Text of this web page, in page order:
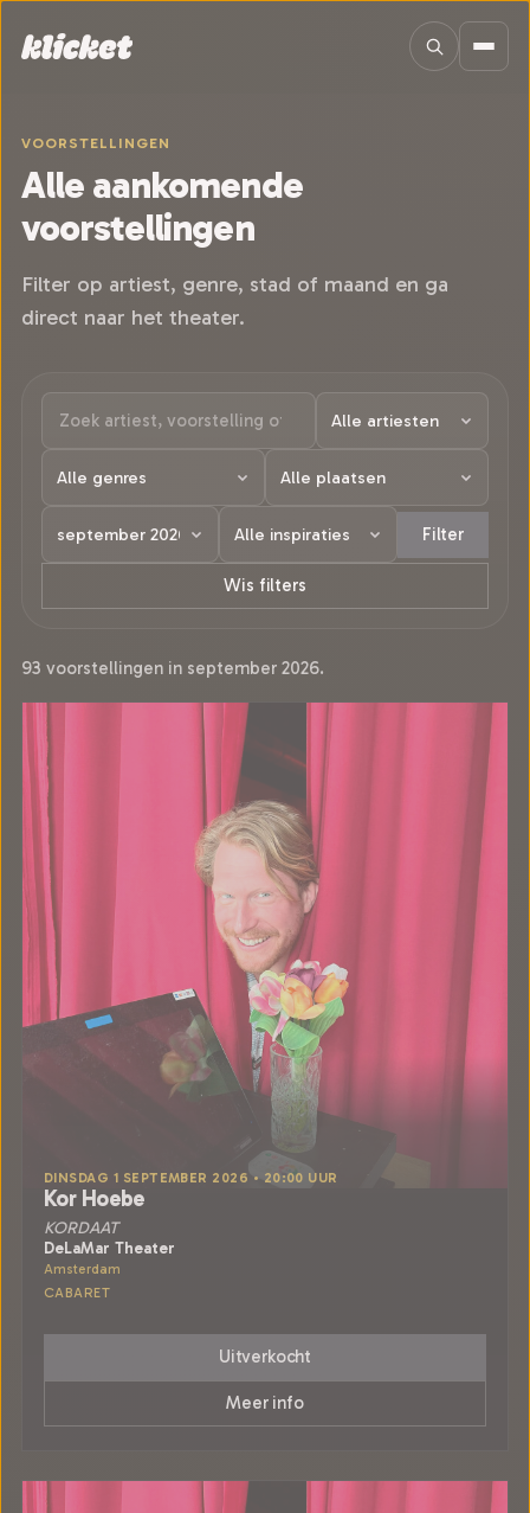
VOORSTELLINGEN
Alle aankomende
voorstellingen
Filter op artiest, genre, stad of maand en ga
direct naar het theater.
Filter
Wis filters
93 voorstellingen in september 2026.
DINSDAG 1 SEPTEMBER 2026 • 20:00 UUR
Kor Hoebe
KORDAAT
DeLaMar Theater
Amsterdam
CABARET
Uitverkocht
Meer info